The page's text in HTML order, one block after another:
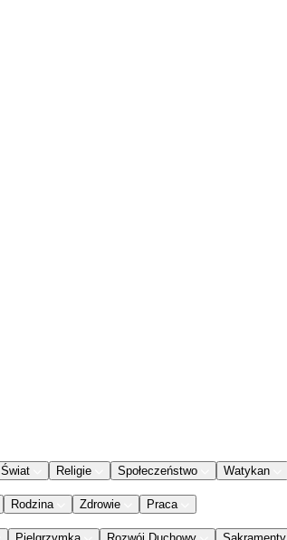
Świat Religie Społeczeństwo Watykan
Rodzina Zdrowie Praca